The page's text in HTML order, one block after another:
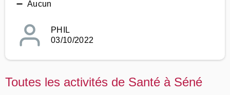
➖ Aucun
PHIL
03/10/2022
Toutes les activités de Santé à Séné